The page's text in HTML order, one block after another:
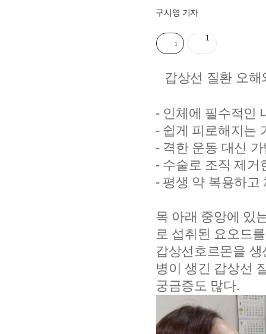
구시영 기자
1
1
SNS
보
갑상선 질환 오해
- 인체에 필수적인
- 쉽게 피로해지는
- 격한 운동 대신
- 수술로 조직 제거
- 평생 약 복용하고
목 아래 중앙에 있
로 섭취된 요오드
갑상선호르몬을
병이 생긴 갑상선
궁금증도 많다.